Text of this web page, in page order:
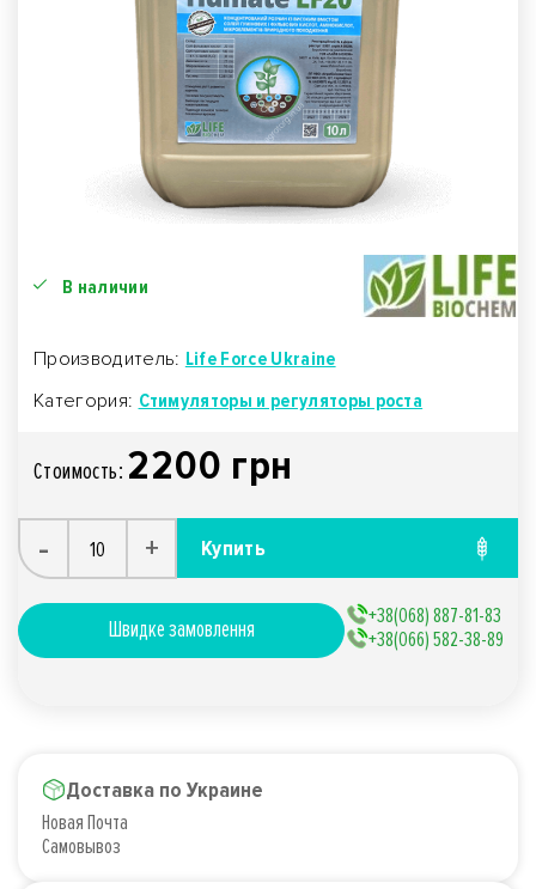
В наличии
Производитель: Life Force Ukraine
Категория: Стимуляторы и регуляторы роста
Стоимость: 2200 грн
- + Купить
Швидке замовлення
+38(068) 887-81-83
+38(066) 582-38-89
Доставка по Украине
Новая Почта
Самовывоз